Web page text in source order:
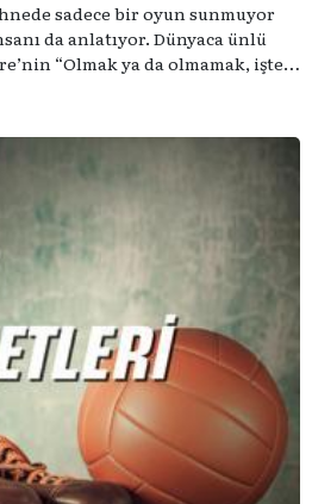
sadece bir oyun sunmuyor
da anlatıyor. Dünyaca ünlü
“Olmak ya da olmamak, işte
ilham aldığımız podcast
uzman isimleriyle